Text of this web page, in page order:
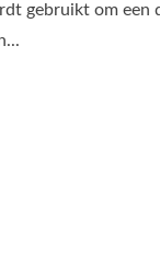
gebruikt om